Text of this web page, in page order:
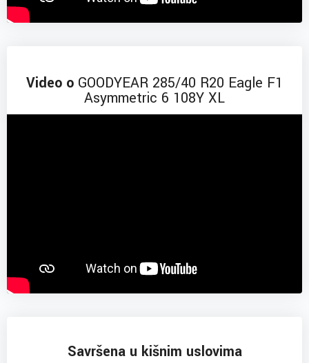
Video o GOODYEAR 285/40 R20 Eagle F1
Asymmetric 6 108Y XL
Savršena u kišnim uslovima